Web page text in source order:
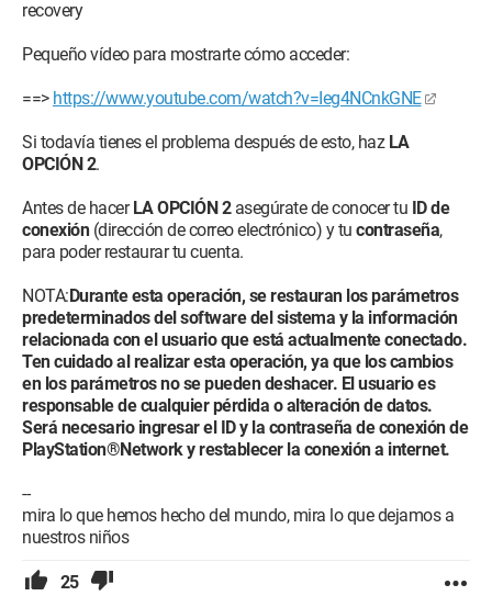
recovery
Pequeño vídeo para mostrarte cómo acceder:
==> https://www.youtube.com/watch?v=Ieg4NCnkGNE
Si todavía tienes el problema después de esto, haz LA
OPCIÓN 2.
Antes de hacerLA OPCIÓN 2asegúrate de conocer tu ID de
conexión(dirección de correo electrónico) y tu contraseña,
para poder restaurar tu cuenta.
NOTA:Durante esta operación, se restauran los parámetros
predeterminados del software del sistema y la información
relacionada con el usuario que está actualmente conectado.
Ten cuidado al realizar esta operación, ya que los cambios
en los parámetros no se pueden deshacer. El usuario es
responsable de cualquier pérdida o alteración de datos.
Será necesario ingresar el ID y la contraseña de conexión de
PlayStation®Network y restablecer la conexión a internet.
--
mira lo que hemos hecho del mundo, mira lo que dejamos a
nuestros niños
25